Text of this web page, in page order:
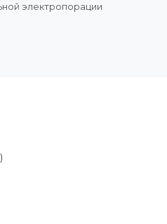
электропорации